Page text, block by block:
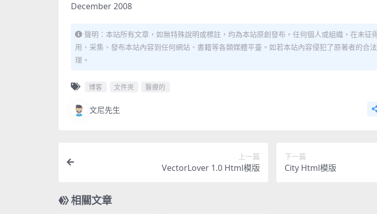
December 2008
聲明：本站所有文章，如無特殊說明或標註，均為本站原創發布。任何個人或組織，在未征
用、采集、發布本站內容到任何網站、書籍等各類媒體平臺。如若本站內容侵犯了原著者的合
理。
博客 文件夾 醫療的
文尼先生
上一篇
VectorLover 1.0 Html模版
下一篇
City Html模版
相關文章